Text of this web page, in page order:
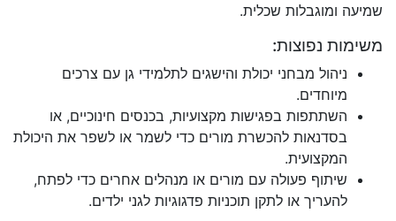
שמיעה ומוגבלות שכלית.
משימות נפוצות:
ניהול מבחני יכולת והישגים לתלמידי גן עם צרכים
מיוחדים.
השתתפות בפגישות מקצועיות, בכנסים חינוכיים, או
בסדנאות להכשרת מורים כדי לשמר או לשפר את היכולת
המקצועית.
שיתוף פעולה עם מורים או מנהלים אחרים כדי לפתח,
להעריך או לתקן תוכניות פדגוגיות לגני ילדים.